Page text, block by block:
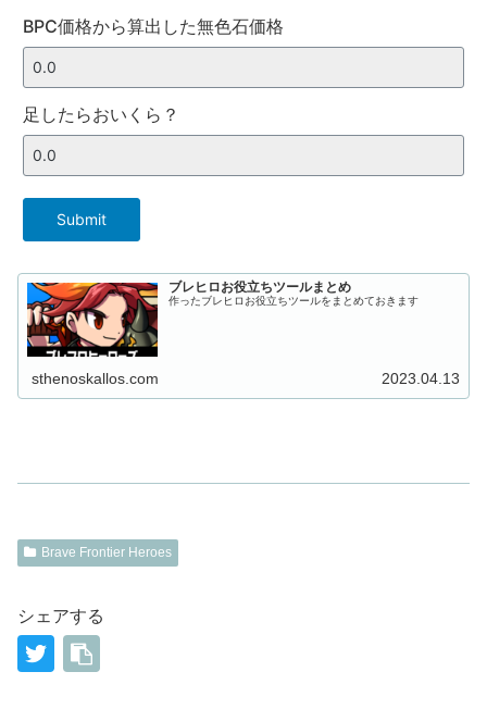
BPC価格から算出した無色石価格
足したらおいくら？
Submit
ブレヒロお役立ちツールまとめ
作ったブレヒロお役立ちツールをまとめておきます
sthenoskallos.com 2023.04.13
Brave Frontier Heroes
シェアする